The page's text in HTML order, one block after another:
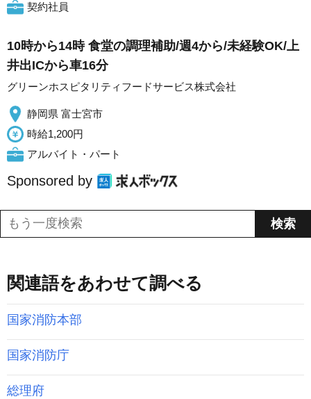
契約社員
10時から14時 食堂の調理補助/週4から/未経験OK/上
井出ICから車16分
グリーンホスピタリティフードサービス株式会社
静岡県 富士宮市
時給1,200円
アルバイト・パート
Sponsored by
関連語をあわせて調べる
国家消防本部
国家消防庁
総理府